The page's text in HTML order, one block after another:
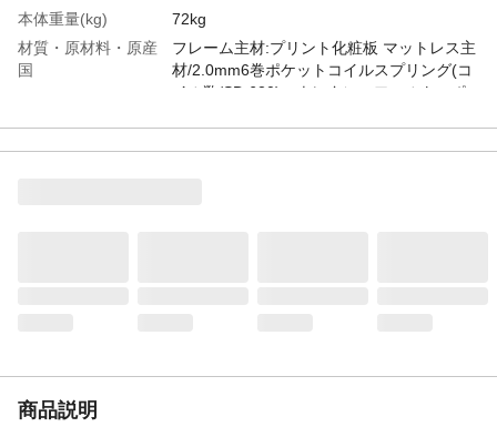
本体重量(kg)
72kg
材質・原材料・原産
国
フレーム主材:プリント化粧板 マットレス主
材/2.0mm6巻ポケットコイルスプリング(コ
イル数/SD:620)、ウレタン、フェルト、ポ
商品説明